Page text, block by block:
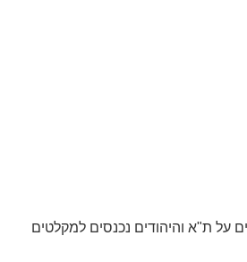
טילים על ת"א והיהודים נכנסים למקלטים